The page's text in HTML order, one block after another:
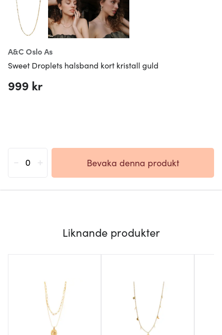
A&c Oslo As
Sweet Droplets halsband kort kristall guld
999 kr
Bevaka denna produkt
Liknande produkter